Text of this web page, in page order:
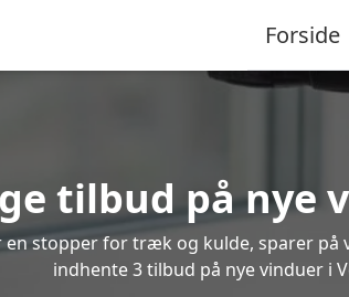
Forside
tilbud på nye
stopper for træk og kulde, sparer
indhente 3 tilbud på nye vinduer i